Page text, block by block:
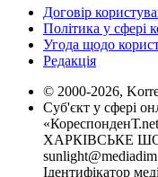
Договір
Політика у сфері
Угода щодо
Редакція
© 2000-2026,
Суб'єкт у сфері
ХАРКІВСЬКЕ
Ідентифікатор